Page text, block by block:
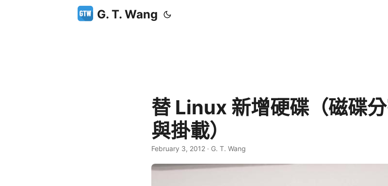
G. T. Wang
替 Linux 新增硬碟（磁碟
與掛載）
February 3, 2012 · G. T. Wang